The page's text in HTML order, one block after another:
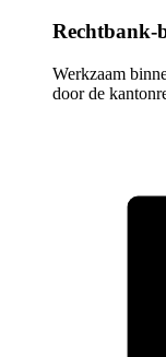
Rechtbank-
Werkzaam
door de